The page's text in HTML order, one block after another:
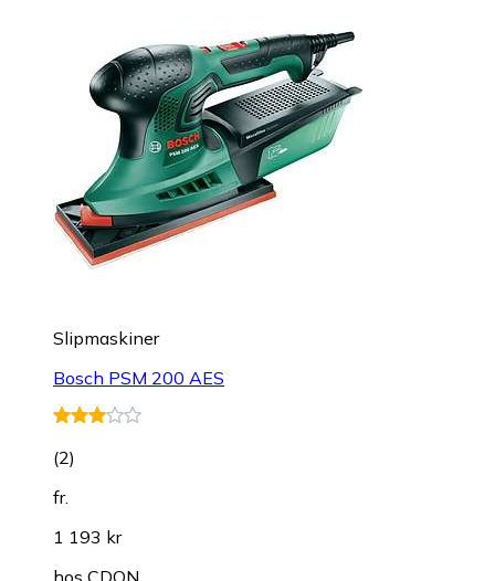
Slipmaskiner
Bosch PSM 200 AES
(2)
fr.
1 193 kr
hos CDON